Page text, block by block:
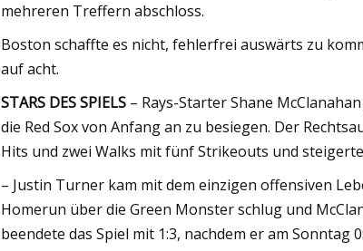
mehreren Treffern abschloss.
Boston schaffte es nicht, fehlerfrei auswärts zu
auf acht.
STARS DES SPIELS – Rays-Starter Shane
die Red Sox von Anfang an zu besiegen. Der
Hits und zwei Walks mit fünf Strikeouts und
– Justin Turner kam mit dem einzigen offensiven
Homerun über die Green Monster schlug und
beendete das Spiel mit 1:3, nachdem er am Sonntag